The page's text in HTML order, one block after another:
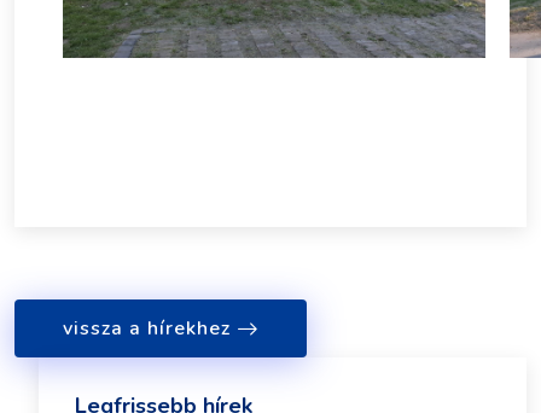
vissza a hírekhez
Legfrissebb hírek